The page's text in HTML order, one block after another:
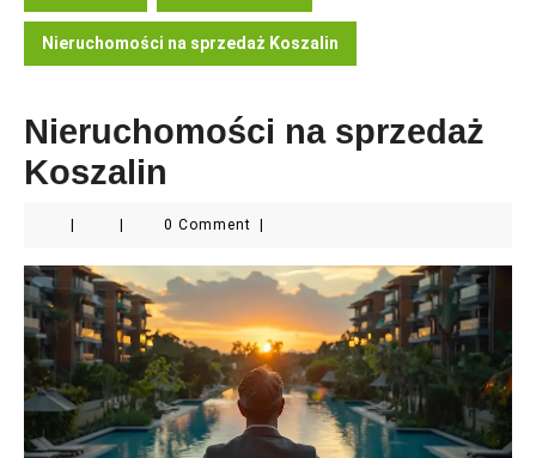
Nieruchomości na sprzedaż Koszalin
Nieruchomości na sprzedaż
Koszalin
0 Comment